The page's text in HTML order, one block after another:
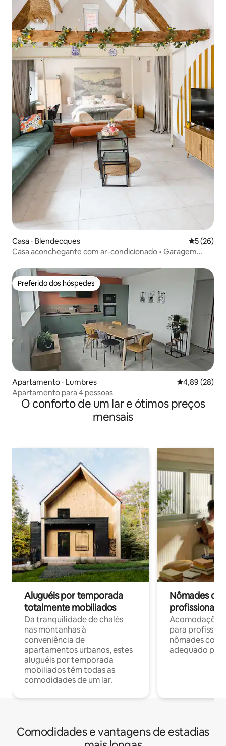
Casa ⋅ Blendecques 5 de uma
5 (26)
Casa aconchegante com ar-condicionado • Garagem
Preferido dos hóspedes
Preferido dos hóspedes
Apartamento ⋅ Lumbres 4,89 de uma
4,89 (28)
Apartamento para 4 pessoas
O conforto de um lar e ótimos preços
mensais
Aluguéis por temporada
totalmente mobiliados
Da tranquilidade de chalés
nas montanhas à
conveniência de
apartamentos urbanos, estes
aluguéis por temporada
mobiliados têm todas as
comodidades de um lar.
Nômades
profissionais
para
nômades com
adequado
Comodidades e vantagens de estadias